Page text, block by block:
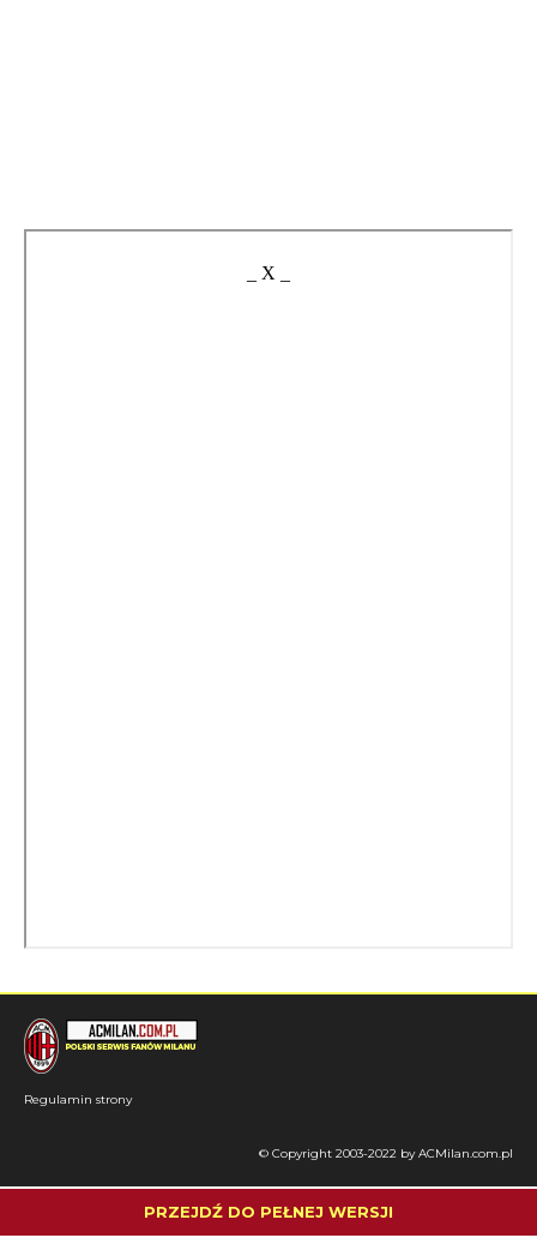
Regulamin strony
© Copyright 2003-2022 by ACMilan.com.pl
PRZEJDŹ DO PEŁNEJ WERSJI